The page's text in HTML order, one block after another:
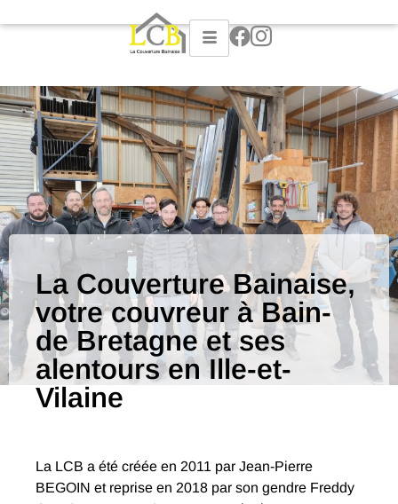
La Couverture Bainaise,
votre couvreur à Bain-
de Bretagne et ses
alentours en Ille-et-
Vilaine
La LCB a été créée en 2011 par Jean-Pierre
BEGOIN et reprise en 2018 par son gendre Freddy